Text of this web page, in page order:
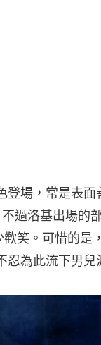
場，常是表面
過洛基出場的
笑。可惜的是
為此流下男兒